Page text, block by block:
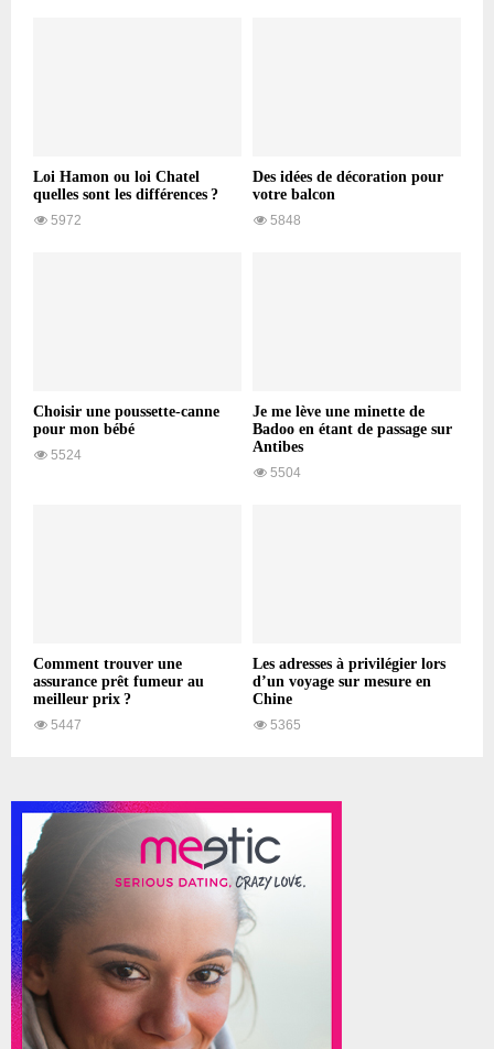
Loi Hamon ou loi Chatel
quelles sont les différences ?
5972
Des idées de décoration pour
votre balcon
5848
Choisir une poussette-canne
pour mon bébé
5524
Je me lève une minette de
Badoo en étant de passage sur
Antibes
5504
Comment trouver une
assurance prêt fumeur au
meilleur prix ?
5447
Les adresses à privilégier lors
d’un voyage sur mesure en
Chine
5365